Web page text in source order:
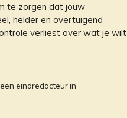
te zorgen dat jouw
helder en overtuigend
verliest over wat je wilt
eindredacteur in